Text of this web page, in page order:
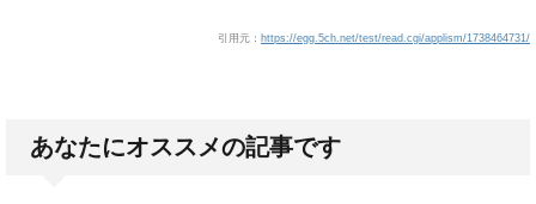
引用元： https://egg.5ch.net/test/read.cgi/applism/1738464731/
あなたにオススメの記事です